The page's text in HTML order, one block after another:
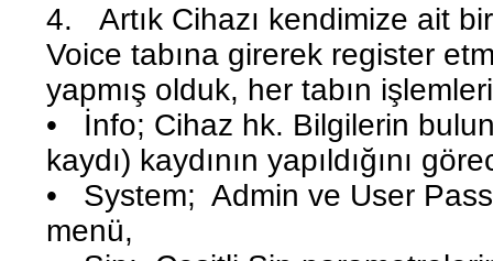
4. Artık Cihazı kendimize ait
Voice tabına girerek register
yapmış olduk, her tabın
• İnfo; Cihaz hk. Bilgilerin
kaydı) kaydının yapıldığını
• System; Admin ve User
menü,